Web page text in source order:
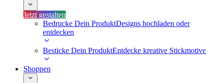
Jetzt gestalten
Bedrucke Dein ProduktDesigns hochladen oder
entdecken
Besticke Dein ProduktEntdecke kreative Stickmotive
Shoppen